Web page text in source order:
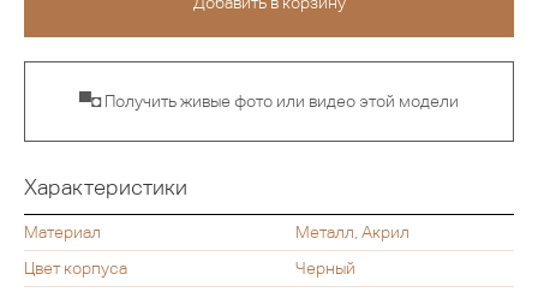
▀◘ Получить живые фото или видео этой модели
Характеристики
Материал
Металл, Акрил
Цвет корпуса
Черный